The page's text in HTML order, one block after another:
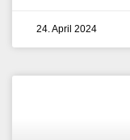
24. April 2024